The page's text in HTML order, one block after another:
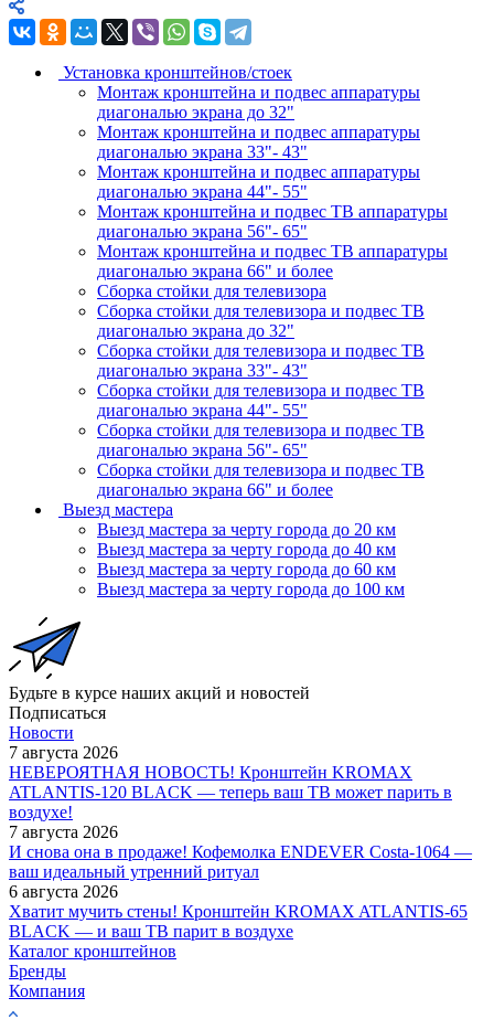
Установка кронштейнов/стоек
Монтаж кронштейна и подвес аппаратуры
диагональю экрана до 32"
Монтаж кронштейна и подвес аппаратуры
диагональю экрана 33"- 43"
Монтаж кронштейна и подвес аппаратуры
диагональю экрана 44"- 55"
Монтаж кронштейна и подвес ТВ аппаратуры
диагональю экрана 56"- 65"
Монтаж кронштейна и подвес ТВ аппаратуры
диагональю экрана 66" и более
Сборка стойки для телевизора
Сборка стойки для телевизора и подвес ТВ
диагональю экрана до 32"
Сборка стойки для телевизора и подвес ТВ
диагональю экрана 33"- 43"
Сборка стойки для телевизора и подвес ТВ
диагональю экрана 44"- 55"
Сборка стойки для телевизора и подвес ТВ
диагональю экрана 56"- 65"
Сборка стойки для телевизора и подвес ТВ
диагональю экрана 66" и более
Выезд мастера
Выезд мастера за черту города до 20 км
Выезд мастера за черту города до 40 км
Выезд мастера за черту города до 60 км
Выезд мастера за черту города до 100 км
Будьте в курсе наших акций и новостей
Подписаться
Новости
7 августа 2026
НЕВЕРОЯТНАЯ НОВОСТЬ! Кронштейн KROMAX
ATLANTIS-120 BLACK — теперь ваш ТВ может парить в
воздухе!
7 августа 2026
И снова она в продаже! Кофемолка ENDEVER Costa-1064 —
ваш идеальный утренний ритуал
6 августа 2026
Хватит мучить стены! Кронштейн KROMAX ATLANTIS-65
BLACK — и ваш ТВ парит в воздухе
Каталог кронштейнов
Бренды
Компания